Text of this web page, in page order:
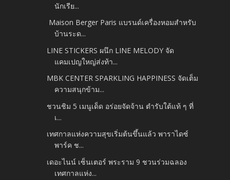
นักเรีย...
Maison Berger Paris แบรนด์เครื่องหอมสำหรับ
บ้านระด...
LINE STICKERS ผนึก LINE MELODY จัด
แคมเปญใหญ่ส่งท้า...
MBK CENTER SPARKLING HAPPINESS จัดเต็ม
ความสนุกข้าม...
ชวนชิม 5 เมนูเด็ด อร่อยจัดจ้าน ตำรับใต้แท้ ๆ ที่
เ...
เทศกาลแห่งความสุขเริ่มต้นขึ้นแล้ว พาราไดซ์
พาร์ค ช...
เดอะไนน์ เซ็นเตอร์ พระราม 9 ชวนร่วมฉลอง
เทศกาลแห่ง...